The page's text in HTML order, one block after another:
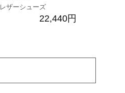
レザーシューズ
22,440円